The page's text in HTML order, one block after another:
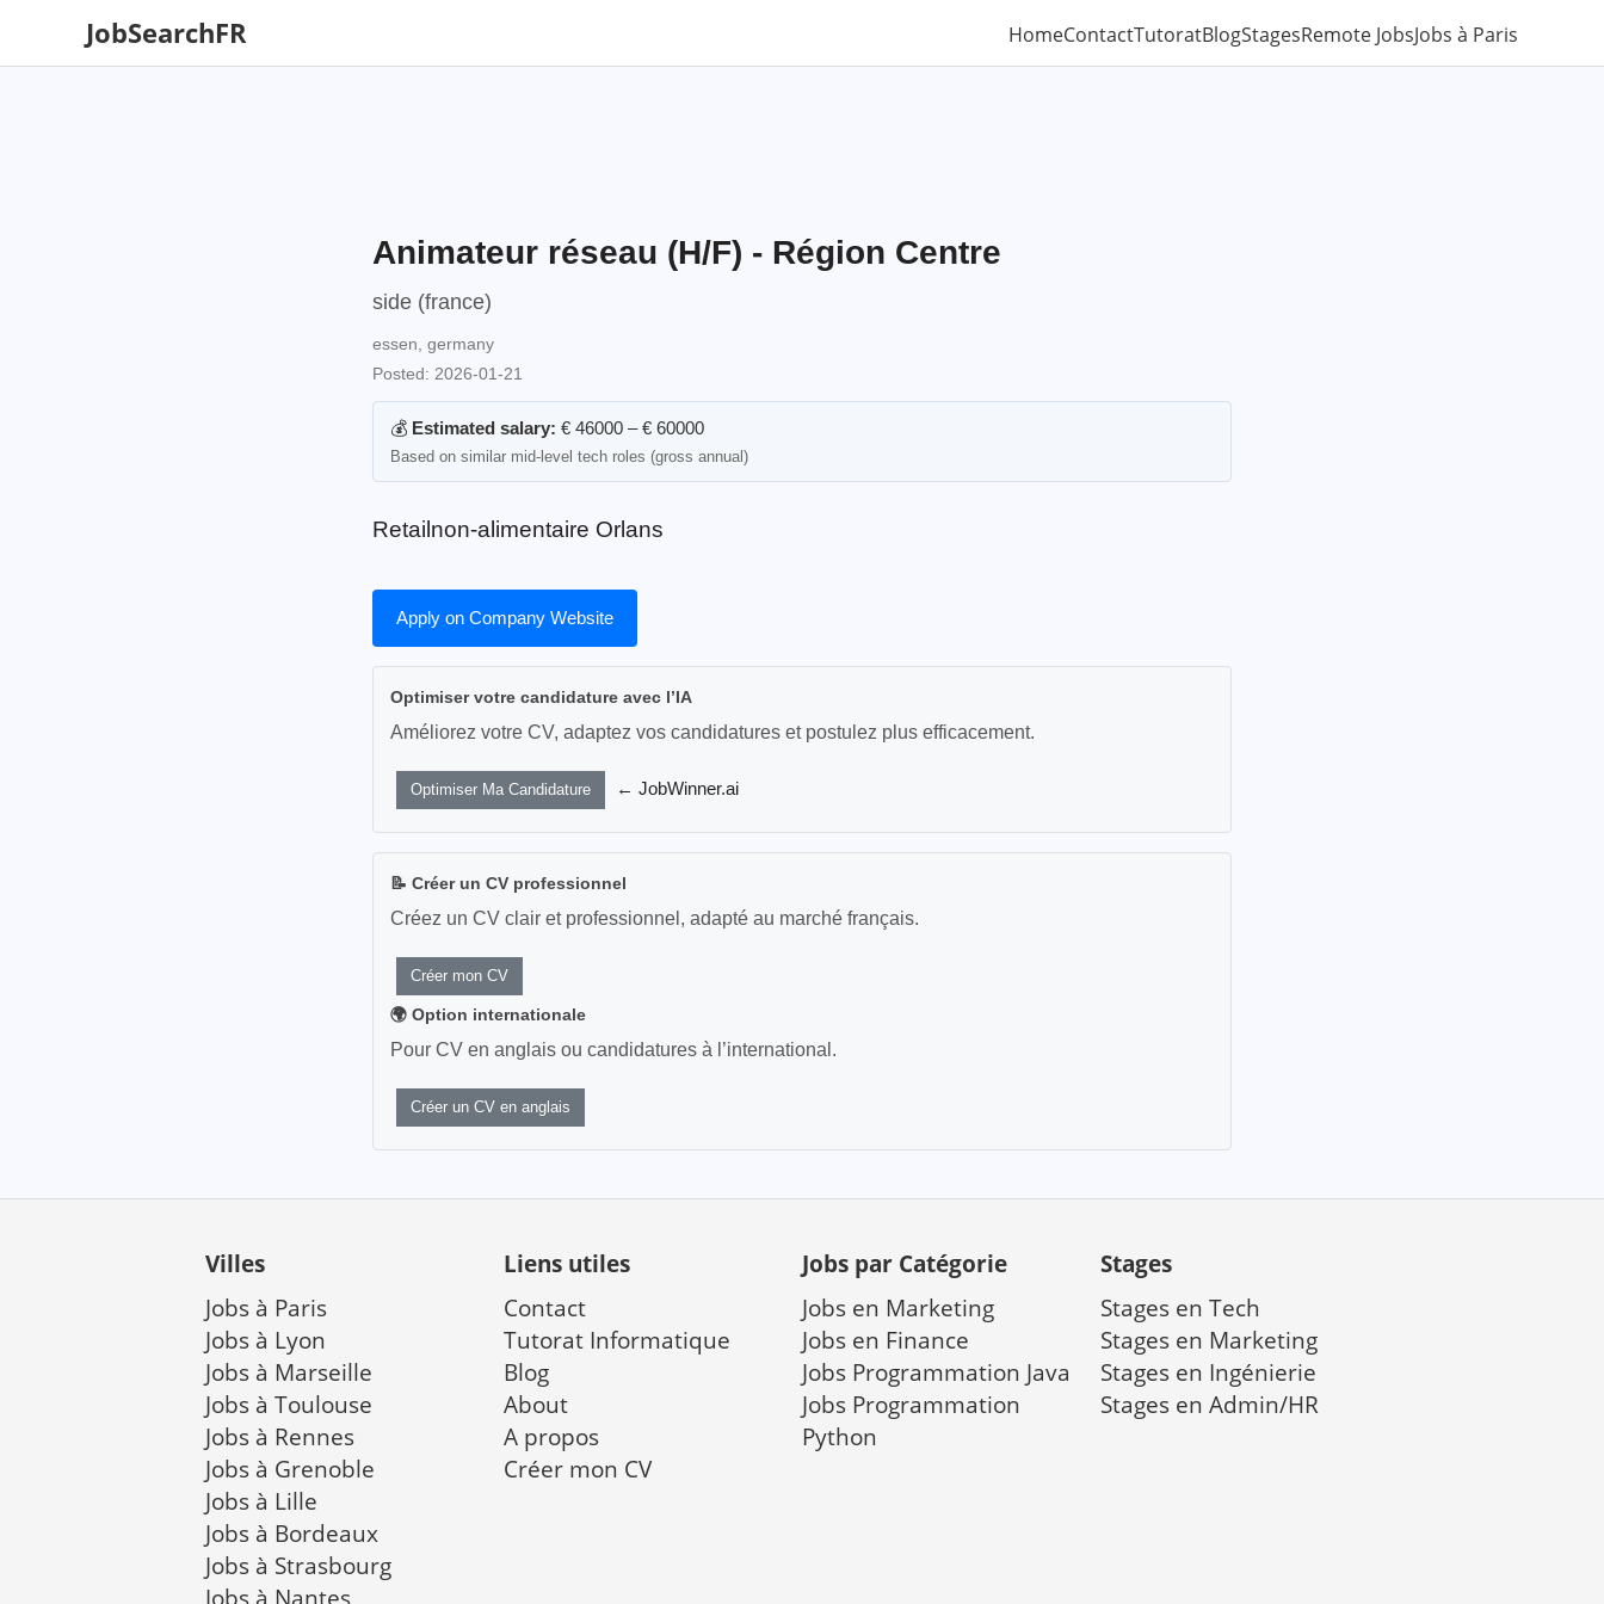
JobSearchFR HomeContactTutoratBlogStagesRemote JobsJobs à Paris
Animateur réseau (H/F) - Région Centre
side (france)
essen, germany
Posted: 2026-01-21
💰 Estimated salary: € 46000 – € 60000
Based on similar mid-level tech roles (gross annual)
Retailnon-alimentaire Orlans
Apply on Company Website
Optimiser votre candidature avec l’IA
Améliorez votre CV, adaptez vos candidatures et postulez plus efficacement.
Optimiser Ma Candidature ← JobWinner.ai
📝 Créer un CV professionnel
Créez un CV clair et professionnel, adapté au marché français.
Créer mon CV
🌍 Option internationale
Pour CV en anglais ou candidatures à l’international.
Créer un CV en anglais
Villes
Jobs à Paris
Jobs à Lyon
Jobs à Marseille
Jobs à Toulouse
Jobs à Rennes
Jobs à Grenoble
Jobs à Lille
Jobs à Bordeaux
Jobs à Strasbourg
Jobs à Nantes
Liens utiles
Contact
Tutorat Informatique
Blog
About
A propos
Créer mon CV
Jobs par Catégorie
Jobs en Marketing
Jobs en Finance
Jobs Programmation Java
Jobs Programmation
Python
Stages
Stages en Tech
Stages en Marketing
Stages en Ingénierie
Stages en Admin/HR